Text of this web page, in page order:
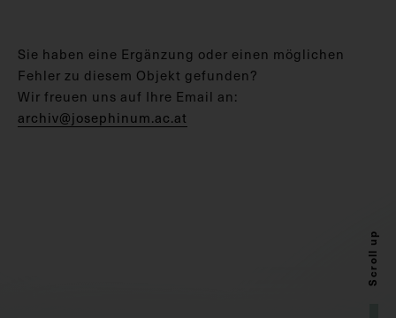
Sie haben eine Ergänzung oder einen möglichen
Fehler zu diesem Objekt gefunden?
Wir freuen uns auf Ihre Email an:
archiv@josephinum.ac.at
Scroll up